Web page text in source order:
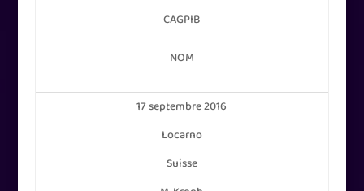
CAGPIB
NOM
17 septembre 2016
Locarno
Suisse